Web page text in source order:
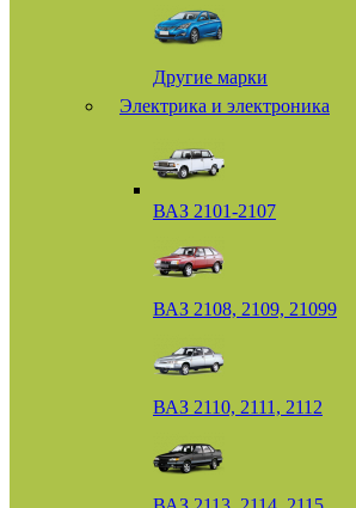
Другие марки
Электрика и электроника
ВАЗ 2101-2107
ВАЗ 2108, 2109, 21099
ВАЗ 2110, 2111, 2112